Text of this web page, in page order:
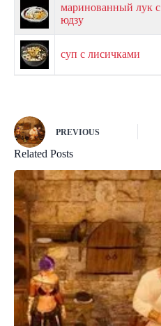
маринованный лук с
юдзу
суп с лисичками
PREVIOUS
Related Posts